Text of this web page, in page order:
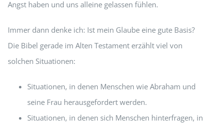
Angst haben und uns alleine gelassen fühlen.
Immer dann denke ich: Ist mein Glaube eine gute Basis?
Die Bibel gerade im Alten Testament erzählt viel von
solchen Situationen:
Situationen, in denen Menschen wie Abraham und
seine Frau herausgefordert werden.
Situationen, in denen sich Menschen hinterfragen, in